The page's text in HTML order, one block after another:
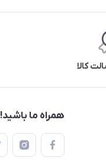
کالا
همراه ما باشید!